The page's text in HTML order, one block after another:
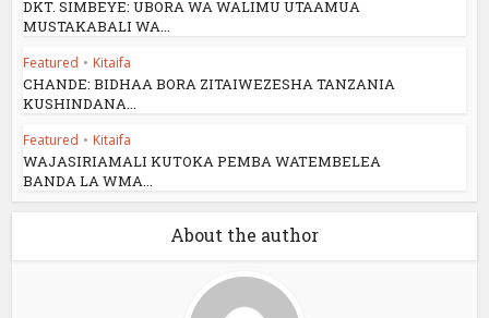
DKT. SIMBEYE: UBORA WA WALIMU UTAAMUA
MUSTAKABALI WA...
Featured • Kitaifa
CHANDE: BIDHAA BORA ZITAIWEZESHA TANZANIA
KUSHINDANA...
Featured • Kitaifa
WAJASIRIAMALI KUTOKA PEMBA WATEMBELEA
BANDA LA WMA...
About the author